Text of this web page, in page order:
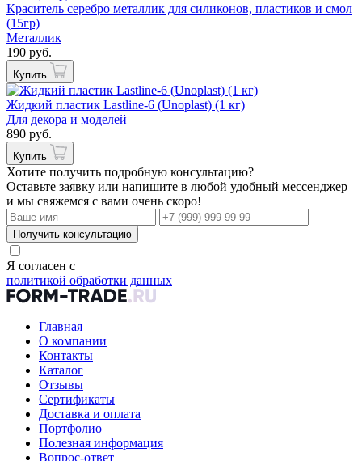
Краситель серебро металлик для силиконов, пластиков и смол
(15гр)
Металлик
190 руб.
Купить
Жидкий пластик Lastline-6 (Unoplast) (1 кг)
Для декора и моделей
890 руб.
Купить
Хотите получить подробную консультацию?
Оставьте заявку или напишите в любой удобный мессенджер
и мы свяжемся с вами очень скоро!
Получить консультацию
Я согласен с
политикой обработки данных
Главная
О компании
Контакты
Каталог
Отзывы
Сертификаты
Доставка и оплата
Портфолио
Полезная информация
Вопрос-ответ